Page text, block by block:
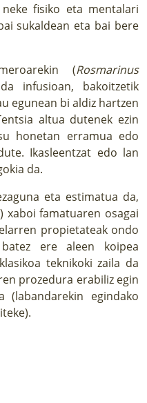
neke fisiko eta mentalari
sukaldean eta bai bere
(Rosmarinus
infusioan, bakoitzetik
egunean bi aldiz hartzen
altua dutenek ezin
honetan erramua edo
Ikasleentzat edo lan
da.
eta estimatua da,
xaboi famatuaren osagai
propietateak ondo
ere aleen koipea
teknikoki zaila da
prozedura erabiliz egin
(labandarekin egindako